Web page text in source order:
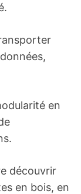
en
découvrir
en bois, en